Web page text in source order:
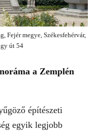
Fejér megye, Székesfehérvár,
út 54
a Zemplén
építészeti
egyik legjobb